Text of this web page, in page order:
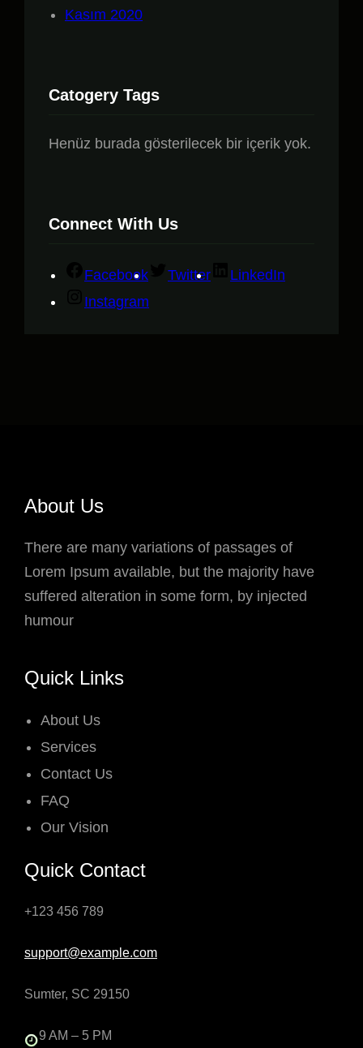
Kasım 2020
Catogery Tags
Henüz burada gösterilecek bir içerik yok.
Connect With Us
Facebook Twitter
LinkedIn
Instagram
About Us
There are many variations of passages of
Lorem Ipsum available, but the majority have
suffered alteration in some form, by injected
humour
Quick Links
About Us
Services
Contact Us
FAQ
Our Vision
Quick Contact
+123 456 789
support@example.com
Sumter, SC 29150
9 AM – 5 PM